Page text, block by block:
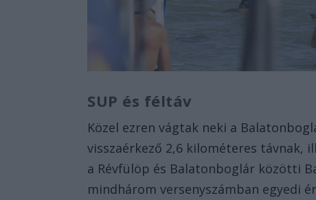
SUP és féltáv
Közel ezren vágtak neki a
visszaérkező 2,6 kilométeres távnak,
a Révfülöp és Balatonboglár közötti
mindhárom versenyszámban egyedi